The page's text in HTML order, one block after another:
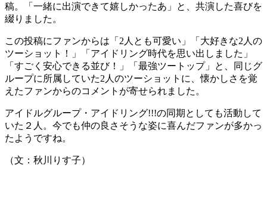
稿。「一緒に出演できて嬉しかったあ」と、共演した喜びを
綴りました。
この投稿にファンからは「2人とも可愛い」「大好きな2人の
ツーショット！」「アイドリング時代を思い出しました」
「すごく安心できる並び！」「最強ツートップ」と、同じグ
ループに所属していた2人のツーショットに、懐かしさを覚
えたファンからのコメントが寄せられました。
アイドルグループ・アイドリング!!!の同期としても活動して
いた２人。今でも仲の良さそうな姿に喜んだファンが多かっ
たようですね。
（文：秋川りす子）